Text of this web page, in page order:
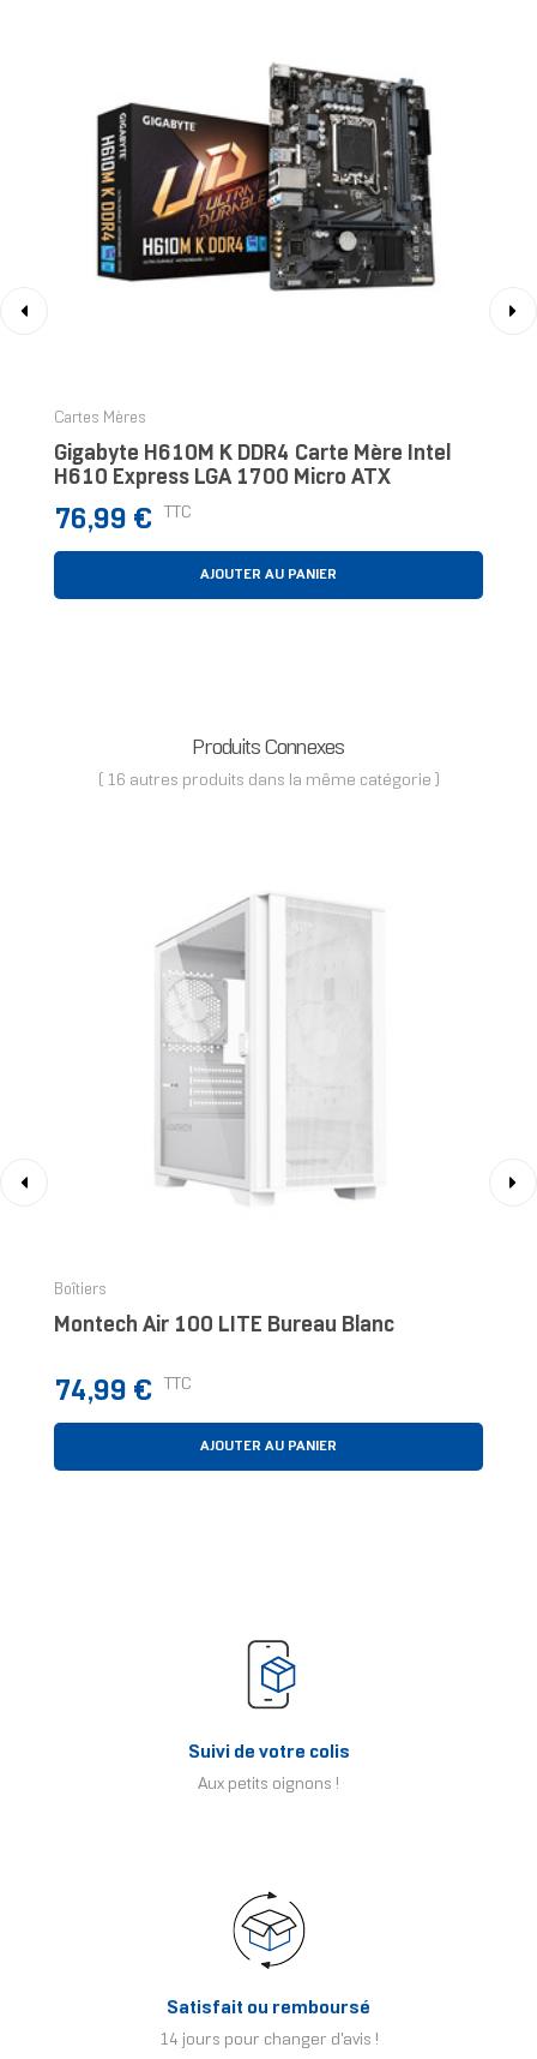
Cartes Mères
Gigabyte H610M K DDR4 Carte Mère Intel
H610 Express LGA 1700 Micro ATX
Prix
76,99 € TTC
AJOUTER AU PANIER
Produits Connexes
( 16 autres produits dans la même catégorie )
Boîtiers
Montech Air 100 LITE Bureau Blanc
Prix
74,99 € TTC
AJOUTER AU PANIER
Suivi de votre colis
Aux petits oignons !
Satisfait ou remboursé
14 jours pour changer d'avis !